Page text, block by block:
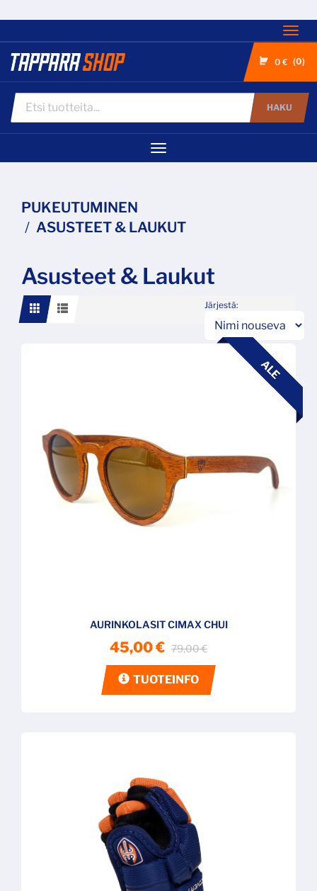
0 € 0
HAKU
Navigaatio
PUKEUTUMINEN
ASUSTEET & LAUKUT
Asusteet & Laukut
Järjestä:
ALE
AURINKOLASIT CIMAX CHUI
45,00 € 79,00 €
TUOTEINFO